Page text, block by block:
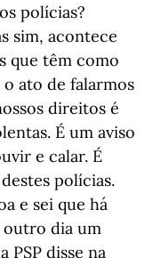
polícias?
sim, acontece
que têm como
ato de falarmos
direitos é
É um aviso
e calar. É
polícias.
e sei que há
dia um
PSP disse na